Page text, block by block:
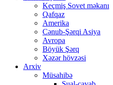
Keçmiş Sovet məkanı
Qafqaz
Amerika
Cənub-Şərqi Asiya
Avropa
Böyük Şərq
Xəzər hövzəsi
Arxiv
Müsahibə